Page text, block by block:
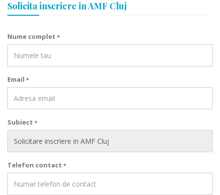
Solicita inscriere in AMF Cluj
Nume complet *
Email *
Subiect *
Telefon contact *